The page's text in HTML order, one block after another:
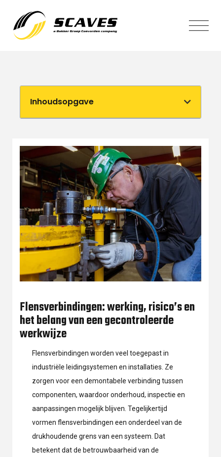
Flensverbindingen: werking, risico’s en
het belang van een gecontroleerde
werkwijze
Flensverbindingen worden veel toegepast in
industriële leidingsystemen en installaties. Ze
zorgen voor een demontabele verbinding tussen
componenten, waardoor onderhoud, inspectie en
aanpassingen mogelijk blijven. Tegelijkertijd
vormen flensverbindingen een onderdeel van de
drukhoudende grens van een systeem. Dat
betekent dat de betrouwbaarheid van de
Inhoudsopgave